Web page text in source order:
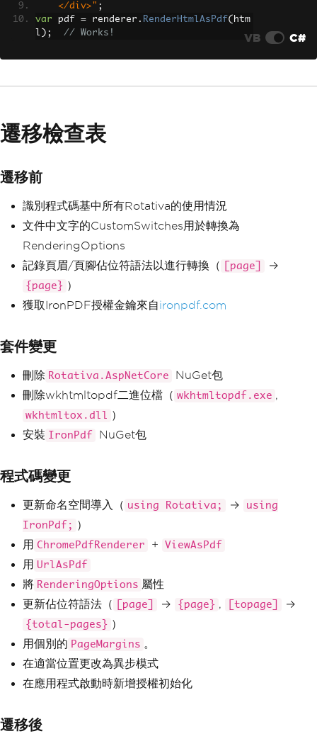
    </div>"
;
var pdf = renderer . RenderHtmlAsPdf( htm
l ); // Works! VB C#
遷移檢查表
遷移前
識別程式碼基中所有Rotativa的使用情況
文件中文字的CustomSwitches用於轉換為
RenderingOptions
記錄頁眉/頁腳佔位符語法以進行轉換（
[page] →
{page} ）
獲取IronPDF授權金鑰來自ironpdf.com
套件變更
刪除 Rotativa.AspNetCore
NuGet包
刪除wkhtmltopdf二進位檔（ wkhtmltopdf.exe ,
wkhtmltox.dll
）
安裝
IronPdf NuGet包
程式碼變更
更新命名空間導入（ using Rotativa; →
using
IronPdf; ）
用 ChromePdfRenderer + ViewAsPdf
用 UrlAsPdf
將 RenderingOptions 屬性
更新佔位符語法（
[page] → {page} , [topage] →
{total-pages} ）
用個別的 PageMargins 。
在適當位置更改為異步模式
在應用程式啟動時新增授權初始化
遷移後